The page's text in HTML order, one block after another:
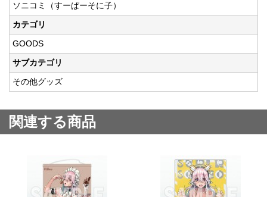
ソニコミ（すーぱーそに子）
カテゴリ
GOODS
サブカテゴリ
その他グッズ
関連する商品